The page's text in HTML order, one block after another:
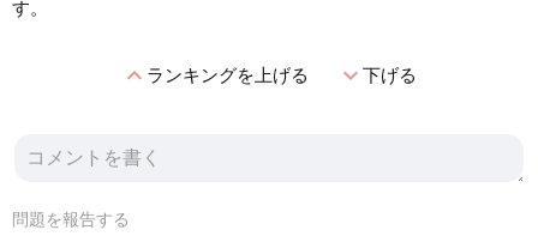
す。
expand_lessランキングを上げる expand_more下げる
問題を報告する